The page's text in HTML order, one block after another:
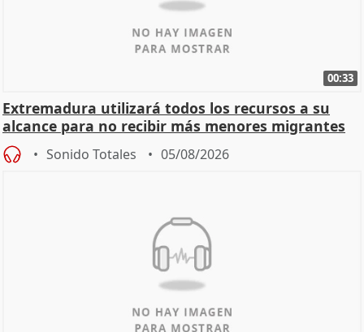
00:33
Extremadura utilizará todos los recursos a su
alcance para no recibir más menores migrantes
Sonido Totales 05/08/2026